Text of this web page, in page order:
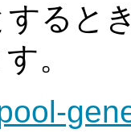
すると
。